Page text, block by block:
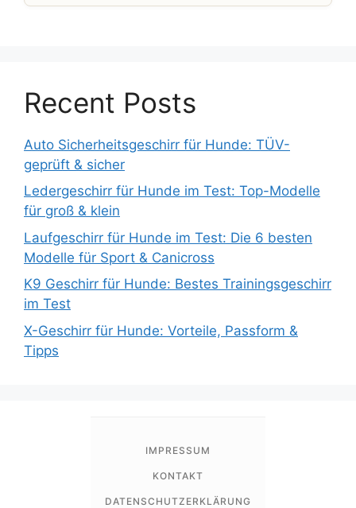
Recent Posts
Auto Sicherheitsgeschirr für Hunde: TÜV-
geprüft & sicher
Ledergeschirr für Hunde im Test: Top-Modelle
für groß & klein
Laufgeschirr für Hunde im Test: Die 6 besten
Modelle für Sport & Canicross
K9 Geschirr für Hunde: Bestes Trainingsgeschirr
im Test
X-Geschirr für Hunde: Vorteile, Passform &
Tipps
IMPRESSUM
KONTAKT
DATENSCHUTZERKLÄRUNG